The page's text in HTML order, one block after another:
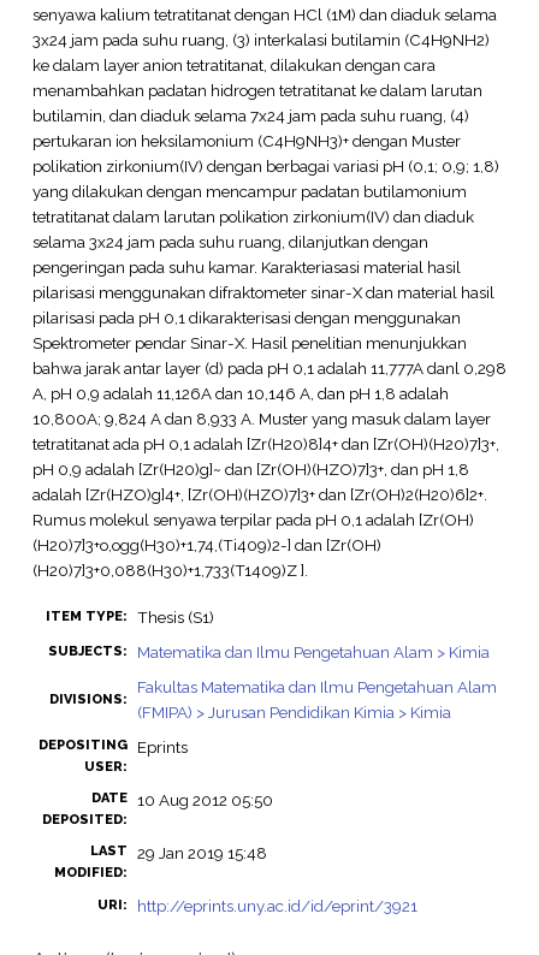
senyawa kalium tetratitanat dengan HCl (1M) dan diaduk selama
3x24 jam pada suhu ruang, (3) interkalasi butilamin (C4H9NH2)
ke dalam layer anion tetratitanat, dilakukan dengan cara
menambahkan padatan hidrogen tetratitanat ke dalam larutan
butilamin, dan diaduk selama 7x24 jam pada suhu ruang, (4)
pertukaran ion heksilamonium (C4H9NH3)+ dengan Muster
polikation zirkonium(IV) dengan berbagai variasi pH (0,1; 0,9; 1,8)
yang dilakukan dengan mencampur padatan butilamonium
tetratitanat dalam larutan polikation zirkonium(IV) dan diaduk
selama 3x24 jam pada suhu ruang, dilanjutkan dengan
pengeringan pada suhu kamar. Karakteriasasi material hasil
pilarisasi menggunakan difraktometer sinar-X dan material hasil
pilarisasi pada pH 0,1 dikarakterisasi dengan menggunakan
Spektrometer pendar Sinar-X. Hasil penelitian menunjukkan
bahwa jarak antar layer (d) pada pH 0,1 adalah 11,777A danl 0,298
A, pH 0,9 adalah 11,126A dan 10,146 A, dan pH 1,8 adalah
10,800A; 9,824 A dan 8,933 A. Muster yang masuk dalam layer
tetratitanat ada pH 0,1 adalah [Zr(H20)8]4+ dan [Zr(OH)(H20)7]3+,
pH 0,9 adalah [Zr(H20)g]~ dan [Zr(OH)(HZO)7]3+, dan pH 1,8
adalah [Zr(HZO)g]4+, [Zr(OH)(HZO)7]3+ dan [Zr(OH)2(H20)6]2+.
Rumus molekul senyawa terpilar pada pH 0,1 adalah [Zr(OH)
(H20)7]3+o,ogg(H30)+1,74,(Ti409)2-] dan [Zr(OH)
(H20)7]3+0,088(H30)+1,733(T1409)Z ].
ITEM TYPE: Thesis (S1)
SUBJECTS: Matematika dan Ilmu Pengetahuan Alam > Kimia
DIVISIONS:
Fakultas Matematika dan Ilmu Pengetahuan Alam
(FMIPA) > Jurusan Pendidikan Kimia > Kimia
DEPOSITING
USER:
Eprints
DATE
DEPOSITED:
10 Aug 2012 05:50
LAST
MODIFIED:
29 Jan 2019 15:48
URI: http://eprints.uny.ac.id/id/eprint/3921